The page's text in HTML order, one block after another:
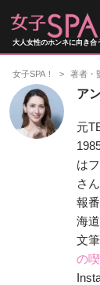
大人女性のホンネに向き合
女子SPA！ 著者・
ア
元
は
さ
報
海
文
の